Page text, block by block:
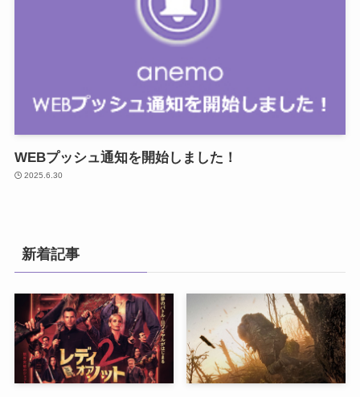
WEBプッシュ通知を開始しました！
2025.6.30
新着記事